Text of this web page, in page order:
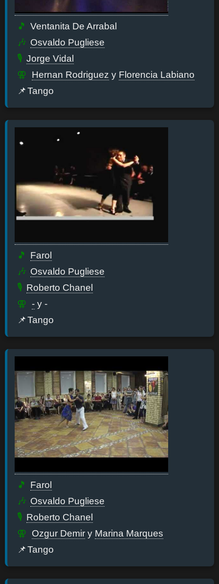
Ventanita De Arrabal
Osvaldo Pugliese
Jorge Vidal
Hernan Rodriguez y Florencia Labiano
Tango
Farol
Osvaldo Pugliese
Roberto Chanel
- y -
Tango
Farol
Osvaldo Pugliese
Roberto Chanel
Ozgur Demir y Marina Marques
Tango